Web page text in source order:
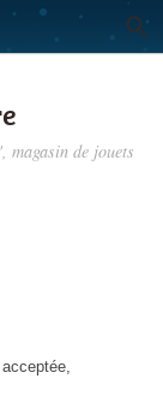
magasin de jouets
,